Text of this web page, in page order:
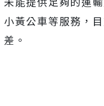
小黃公車等服務，
差。